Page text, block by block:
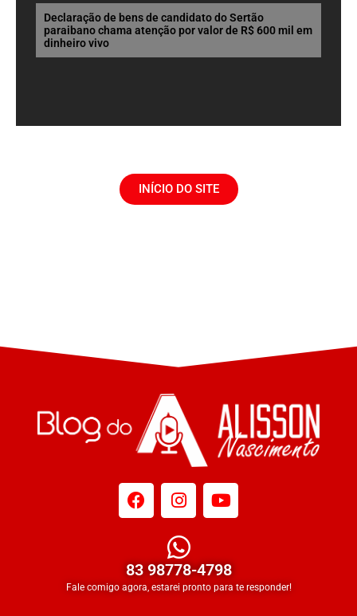
Declaração de bens de candidato do Sertão
paraibano chama atenção por valor de R$ 600 mil em
dinheiro vivo
INÍCIO DO SITE
83 98778-4798
Fale comigo agora, estarei pronto para te responder!